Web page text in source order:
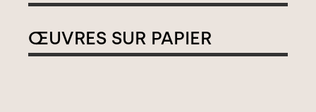
ŒUVRES SUR PAPIER